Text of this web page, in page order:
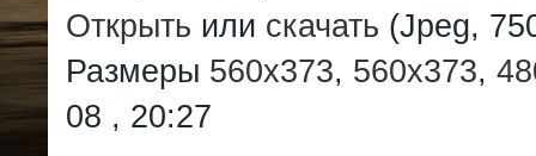
Открыть или скачать (Jpeg,
Размеры 560x373, 560x373,
08 , 20:27